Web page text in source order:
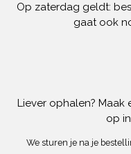
Op zaterdag geldt:
gaat ook
Liever ophalen? Maak
op
We sturen je na je